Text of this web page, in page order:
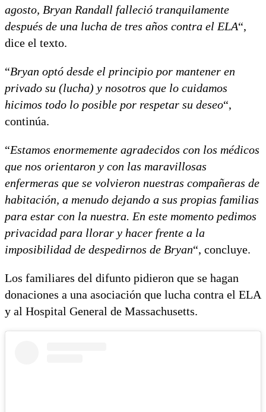
agosto, Bryan Randall falleció tranquilamente
después de una lucha de tres años contra el ELA“,
dice el texto.
“Bryan optó desde el principio por mantener en
privado su (lucha) y nosotros que lo cuidamos
hicimos todo lo posible por respetar su deseo“,
continúa.
“Estamos enormemente agradecidos con los médicos
que nos orientaron y con las maravillosas
enfermeras que se volvieron nuestras compañeras de
habitación, a menudo dejando a sus propias familias
para estar con la nuestra. En este momento pedimos
privacidad para llorar y hacer frente a la
imposibilidad de despedirnos de Bryan“, concluye.
Los familiares del difunto pidieron que se hagan
donaciones a una asociación que lucha contra el ELA
y al Hospital General de Massachusetts.